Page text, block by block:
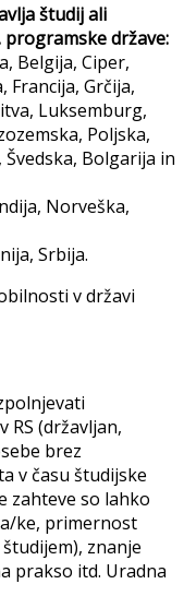
študij ali
države:
Belgija, Ciper,
Francija, Grčija,
Luksemburg,
Poljska,
Bolgarija in
Norveška,
Srbija.
v državi
(državljan,
brez
v času študijske
zahteve so lahko
ke, primernost
znanje
prakso itd. Uradna